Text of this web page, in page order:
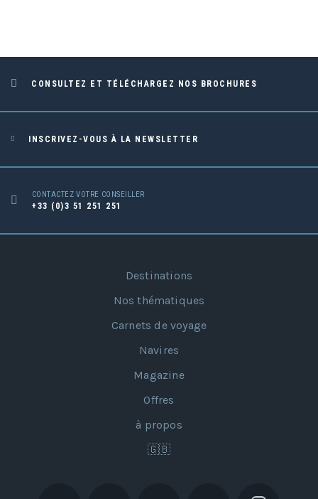
CONSULTEZ ET TÉLÉCHARGEZ NOS BROCHURES
INSCRIVEZ-VOUS À LA NEWSLETTER
CONTACTEZ VOTRE CONSEILLER
+33 (0)3 51 251 251
Destinations
Nos thématiques
Carnets de voyage
Navires
Magazine
Offres
à propos
🇬🇧